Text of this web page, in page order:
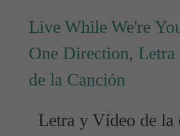
Live While We're
One Direction,
de la Canción
Letra y Vídeo de la